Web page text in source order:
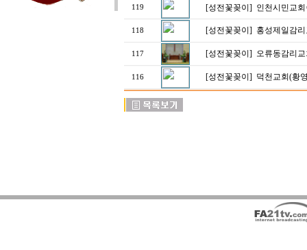
119 [성전꽃꽂이] 인천시민교
118 [성전꽃꽂이] 홍성제일감
117 [성전꽃꽂이] 오류동감리
116 [성전꽃꽂이] 덕천교회(황